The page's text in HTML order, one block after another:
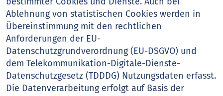
Ablehnung von statistischen Cookies werden in
Übereinstimmung mit den rechtlichen
Anforderungen der EU-
Datenschutzgrundverordnung (EU-DSGVO) und
dem Telekommunikation-Digitale-Dienste-
Datenschutzgesetz (TDDDG) Nutzungsdaten erfasst.
Die Datenverarbeitung erfolgt auf Basis der